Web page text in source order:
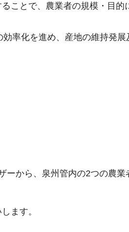
ことで、農業者の規模・目的
率化を進め、産地の維持発展
ーから、泉州管内の2つの農業
ます。